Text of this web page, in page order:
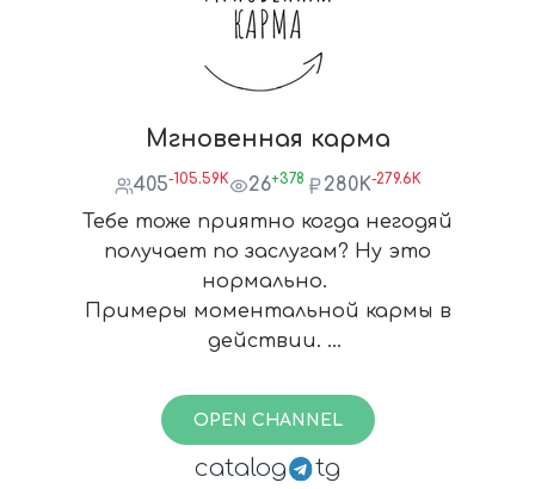
Мгновенная карма
405-105.59K 26+378 280K-279.6K
Тебе тоже приятно когда негодяй
получает по заслугам? Ну это
нормально.
Примеры моментальной кармы в
действии.
По рекламе:@semen921
OPEN CHANNEL
catalog
tg